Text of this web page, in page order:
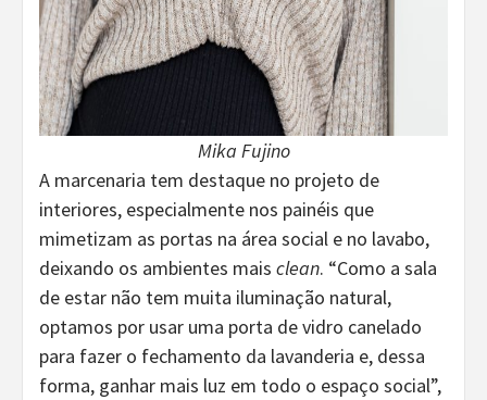
Mika Fujino
A marcenaria tem destaque no projeto de
interiores, especialmente nos painéis que
mimetizam as portas na área social e no lavabo,
deixando os ambientes mais clean. “Como a sala
de estar não tem muita iluminação natural,
optamos por usar uma porta de vidro canelado
para fazer o fechamento da lavanderia e, dessa
forma, ganhar mais luz em todo o espaço social”,